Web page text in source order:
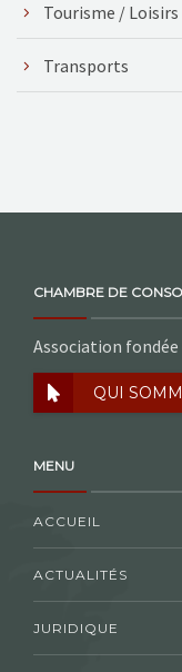
Tourisme / Loisirs
Transports
CHAMBRE DE
Association fondée
QUI
MENU
ACCUEIL
ACTUALITÉS
JURIDIQUE